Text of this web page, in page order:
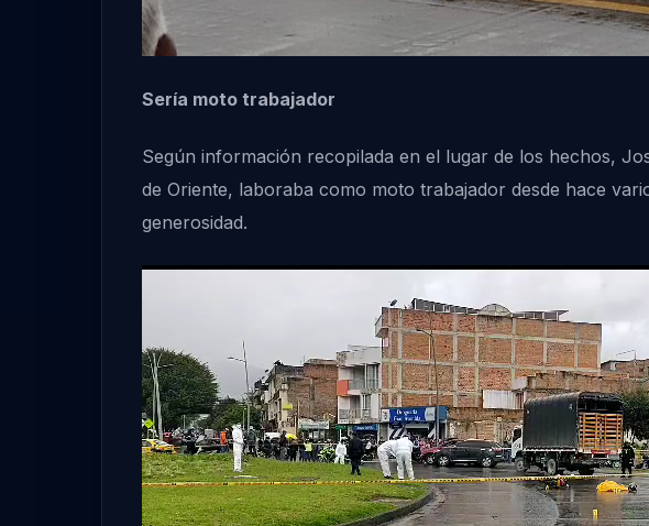
Sería moto trabajador
Según información recopilada en el lugar de los hechos,
de Oriente, laboraba como moto trabajador desde hace
generosidad.